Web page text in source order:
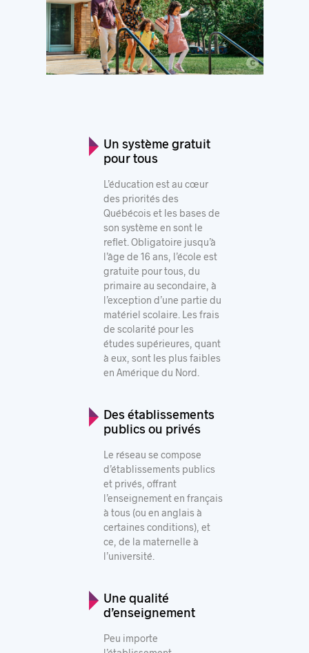
c
Un système gratuit
pour tous
L’éducation est au cœur
des priorités des
Québécois et les bases de
son système en sont le
reflet. Obligatoire jusqu’à
l’âge de 16 ans, l’école est
gratuite pour tous, du
primaire au secondaire, à
l’exception d’une partie du
matériel scolaire. Les frais
de scolarité pour les
études supérieures, quant
à eux, sont les plus faibles
en Amérique du Nord.
Des établissements
publics ou privés
Le réseau se compose
d’établissements publics
et privés, offrant
l’enseignement en français
à tous (ou en anglais à
certaines conditions), et
ce, de la maternelle à
l’université.
Une qualité
d’enseignement
Peu importe